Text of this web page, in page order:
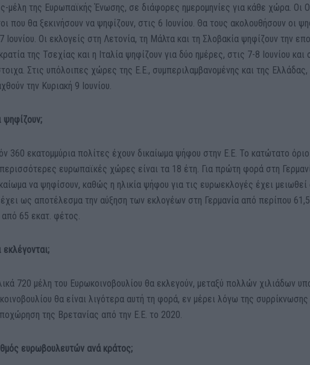
μέλη της Ευρωπαϊκής Ένωσης, σε διάφορες ημερομηνίες για κάθε χώρα. Οι
που θα ξεκινήσουν να ψηφίζουν, στις 6 Ιουνίου. Θα τους ακολουθήσουν οι
Ιουνίου. Οι εκλογείς στη Λετονία, τη Μάλτα και τη Σλοβακία ψηφίζουν την
της Τσεχίας και η Ιταλία ψηφίζουν για δύο ημέρες, στις 7-8 Ιουνίου και
Στις υπόλοιπες χώρες της Ε.Ε., συμπεριλαμβανομένης και της
την Κυριακή 9 Ιουνίου.
ψηφίζουν;
360 εκατομμύρια πολίτες έχουν δικαίωμα ψήφου στην Ε.Ε. Το κατώτατο όριο
ευρωπαϊκές χώρες είναι τα 18 έτη. Για πρώτη φορά στη
να ψηφίσουν, καθώς η ηλικία ψήφου για τις ευρωεκλογές έχει
ως αποτέλεσμα την αύξηση των εκλογέων στη Γερμανία από περίπου
65 εκατ. φέτος.
εκλέγονται;
720 μέλη του Ευρωκοινοβουλίου θα εκλεγούν, μεταξύ πολλών χιλιάδων
θα είναι λιγότερα αυτή τη φορά, εν μέρει λόγω της
της Βρετανίας από την Ε.Ε. το 2020.
ευρωβουλευτών ανά κράτος;